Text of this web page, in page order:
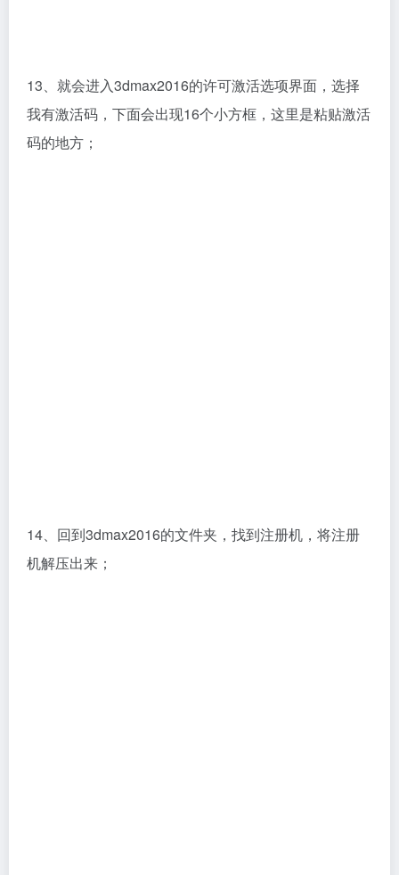
13、就会进入3dmax2016的许可激活选项界面，选择
我有激活码，下面会出现16个小方框，这里是粘贴激活
码的地方；
14、回到3dmax2016的文件夹，找到注册机，将注册
机解压出来；